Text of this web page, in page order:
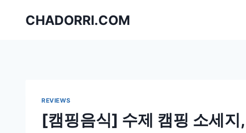
CHADORRI.COM
REVIEWS
[캠핑음식] 수제 캠핑 소세